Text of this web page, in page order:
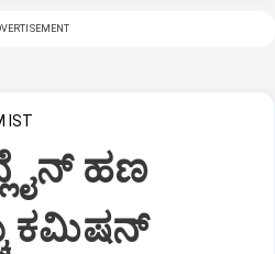
IST
ಹಣ
ಕಮಿಷನ್‌